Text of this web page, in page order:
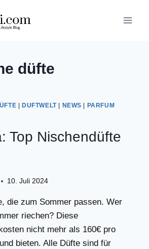
düfte
DUFTWELT| NEWS
PARFUM
Top Nischendüfte
10. Juli 2024
die zum Sommer passen. Wer
riechen? Diese
nicht mehr als 160€ pro
bieten. Alle Düfte sind für